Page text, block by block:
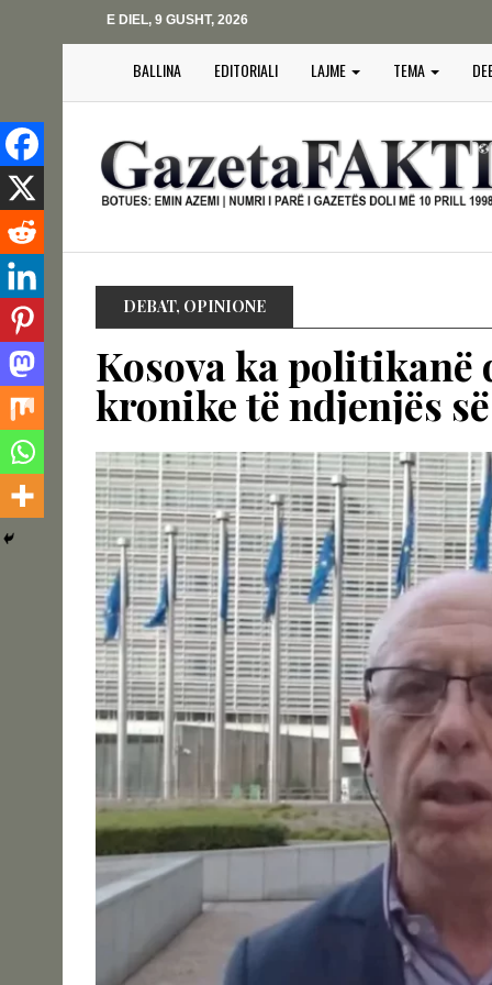
E DIEL, 9 GUSHT, 2026
BALLINA EDITORIALI LAJME TEMA
DEBAT, OPINIONE
Kosova ka politikanë
kronike të ndjenjës